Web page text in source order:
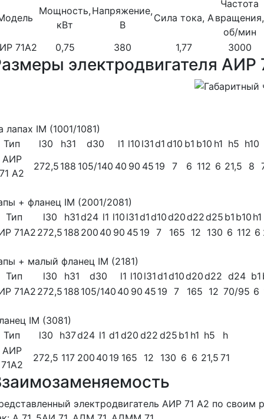
Мощность,
кВт
Напряжение,
В
Сила тока, А
Частота
вращения,
об/мин
71A2
0,75 380 1,77 3000
электродвигателя АИР
лапах IM (1001/1081)
Тип
l30 h31 d30 l1 l10 l31d1 d10 b1 b10 h1 h5 h10
АИР
71 А2
272,5 188 105/140 40 90 45 19 7 6 112 6 21,5 8
+ фланец IM (2001/2081)
Тип
l30 h31d24 l1 l10 l31d1d10d20d22d25 b1 b10 h1
71A2 272,5 188 200 40 90 45 19 7 165 12 130 6 112 6
+ малый фланец IM (2181)
Тип
l30 h31 d30 l1 l10 l31d1d10d20d22 d24 b1
71A2 272,5 188 105/140 40 90 45 19 7 165 12 70/95 6
IM (3081)
Тип
l30 h37d24 l1 d1 d20 d22 d25 b1 h1 h5
h
АИР
71A2
272,5 117 200 40 19 165 12 130 6 6 21,5 71
электродвигатель АИР 71 A2 по